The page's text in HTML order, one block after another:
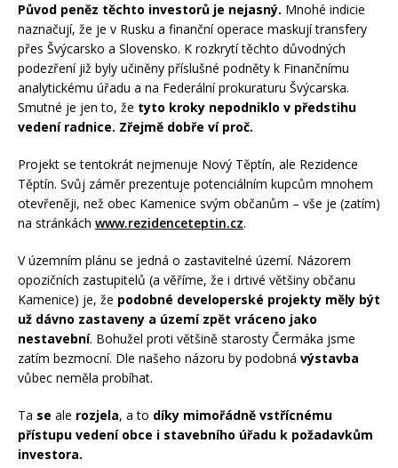
Původ peněz těchto investorů je nejasný. Mnohé indicie
naznačují, že je v Rusku a finanční operace maskují transfery
přes Švýcarsko a Slovensko. K rozkrytí těchto důvodných
podezření již byly učiněny příslušné podněty k Finančnímu
analytickému úřadu a na Federální prokuraturu Švýcarska.
Smutné je jen to, že tyto kroky nepodniklo v předstihu
vedení radnice. Zřejmě dobře ví proč.
Projekt se tentokrát nejmenuje Nový Těptín, ale Rezidence
Těptín. Svůj záměr prezentuje potenciálním kupcům mnohem
otevřeněji, než obec Kamenice svým občanům – vše je (zatím)
na stránkách www.rezidenceteptin.cz.
V územním plánu se jedná o zastavitelné území. Názorem
opozičních zastupitelů (a věříme, že i drtivé většiny občanu
Kamenice) je, že podobné developerské projekty měly být
už dávno zastaveny a území zpět vráceno jako
nestavební. Bohužel proti většině starosty Čermáka jsme
zatím bezmocní. Dle našeho názoru by podobná výstavba
vůbec neměla probíhat.
Ta se ale rozjela, a to díky mimořádně vstřícnému
přístupu vedení obce i stavebního úřadu k požadavkům
investora.